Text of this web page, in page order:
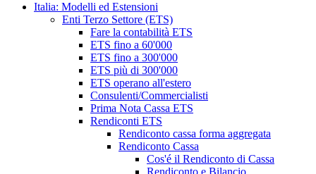
Italia: Modelli ed Estensioni
Enti Terzo Settore (ETS)
Fare la contabilità ETS
ETS fino a 60'000
ETS fino a 300'000
ETS più di 300'000
ETS operano all'estero
Consulenti/Commercialisti
Prima Nota Cassa ETS
Rendiconti ETS
Rendiconto cassa forma aggregata
Rendiconto Cassa
Cos'é il Rendiconto di Cassa